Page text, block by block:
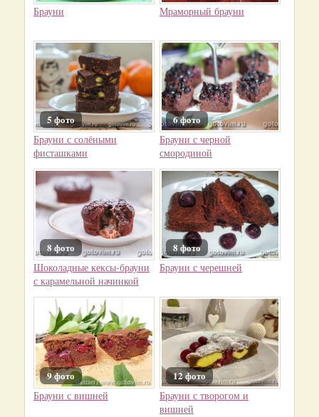
Брауни Мраморный брауни
5 фото
Брауни с солёными
фисташками
6 фото
Брауни с черной
смородиной
8 фото
Шоколадные кексы-брауни
с карамельной начинкой
8 фото
Брауни с черешней
9 фото
Брауни с вишней
12 фото
Брауни с творогом и
вишней